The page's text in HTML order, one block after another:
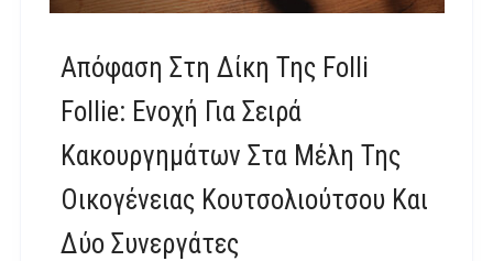
Απόφαση Στη Δίκη Της Folli
Follie: Ενοχή Για Σειρά
Κακουργημάτων Στα Μέλη Της
Οικογένειας Κουτσολιούτσου Και
Δύο Συνεργάτες